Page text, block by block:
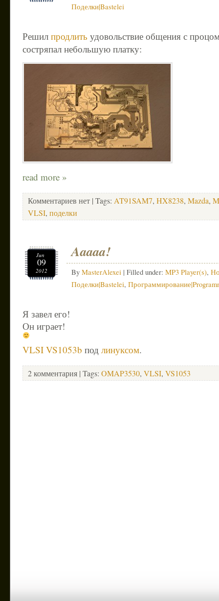
Поделки|Bastelei
Решил продлить удовольствие общения с
состряпал небольшую платку:
read more »
Комментариев нет | Tags: AT91SAM7, HX8238, Mazda,
VLSI, поделки
Jun
09
2012
Aaaaa!
By MasterAlexei | Filled under: MP3 Player(s),
Поделки|Bastelei,
Я завел его!
Он играет!
VLSI VS1053b под линуксом.
2 комментария | Tags: OMAP3530, VLSI, VS1053